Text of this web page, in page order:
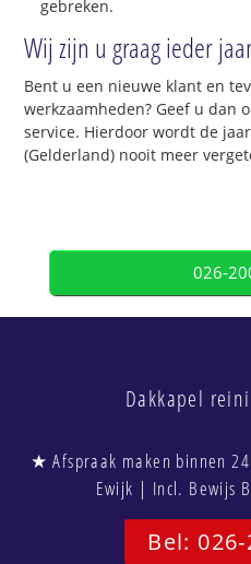
gebreken.
Wij zijn u graag ieder
Bent u een nieuwe klant en
werkzaamheden? Geef u dan
service. Hierdoor wordt de
(Gelderland) nooit meer
026-
Dakkapel
★ Afspraak maken binnen
Ewijk | Incl. Bewijs
Bel: